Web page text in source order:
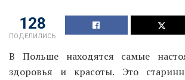
128
ПОДЕЛИЛИСЬ
В Польше находятся самые
здоровья и красоты. Это